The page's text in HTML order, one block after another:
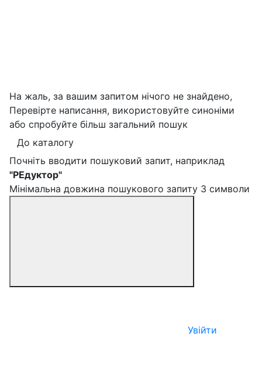
На жаль, за вашим запитом нічого не знайдено,
Перевірте написання, використовуйте синоніми
або спробуйте більш загальний пошук
До каталогу
Почніть вводити пошуковий запит, наприклад
"РЕдуктор"
Мінімальна довжина пошукового запиту 3 символи
Увійти